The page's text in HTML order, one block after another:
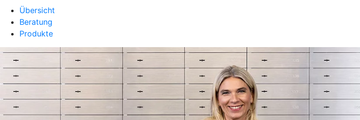
Übersicht
Beratung
Produkte